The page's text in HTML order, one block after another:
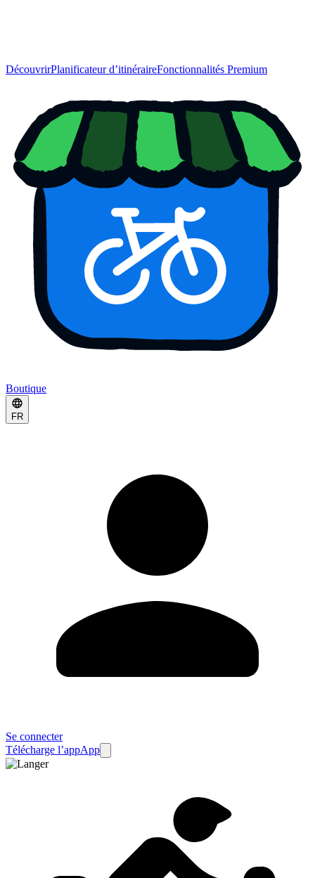
DécouvrirPlanificateur d’itinéraireFonctionnalités Premium
Boutique
FR
Se connecter
Télécharge l’appApp